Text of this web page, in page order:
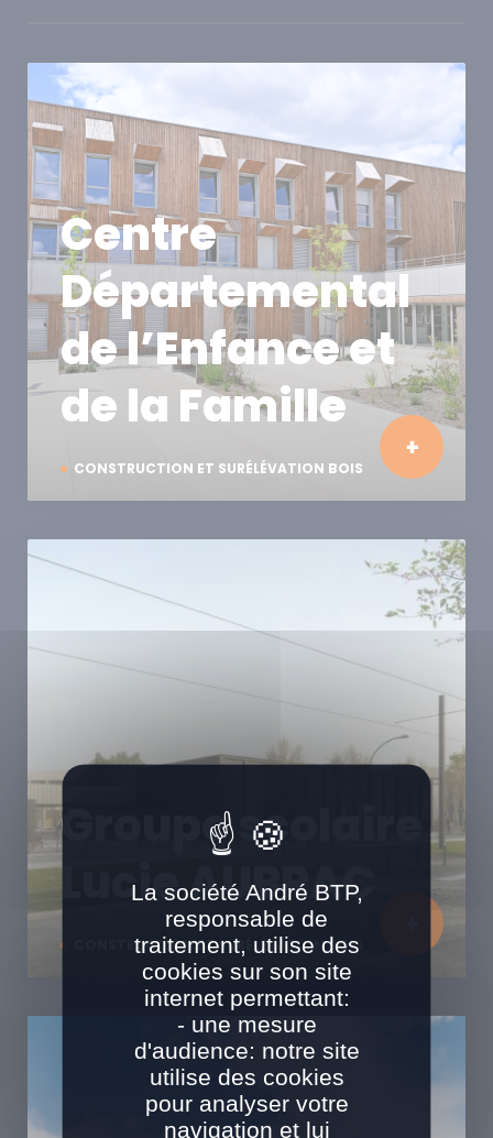
CONSTRUCTION ET SURÉLÉVATION BOIS
Centre
Départemental
de l’Enfance et
de la Famille
CONSTRUCTION ET SURÉLÉVATION BOIS
Groupe scolaire
Lucie AUBRAC
La société André BTP,
responsable de
traitement, utilise des
cookies sur son site
internet permettant:
- une mesure
d'audience: notre site
utilise des cookies
pour analyser votre
navigation et lui